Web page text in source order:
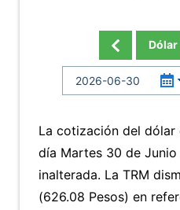
Dólar
La cotización del dólar
día Martes 30 de
inalterada. La TRM
(626.08 Pesos) en